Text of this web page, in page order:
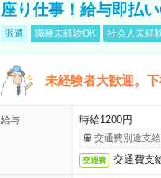
座り仕事！給与即払
派遣 職種未経験OK 社会人未経
未経験者大歓迎。
給与 時給1200円
交通費別途支
交通費 交通費支